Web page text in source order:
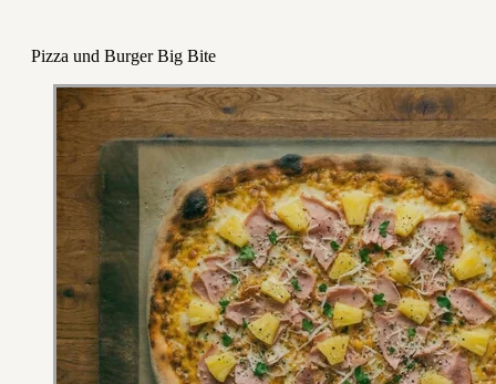
Pizza und Burger Big Bite